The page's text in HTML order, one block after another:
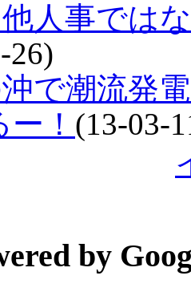
人事では
26)
で潮流発
！ (13-03-
by